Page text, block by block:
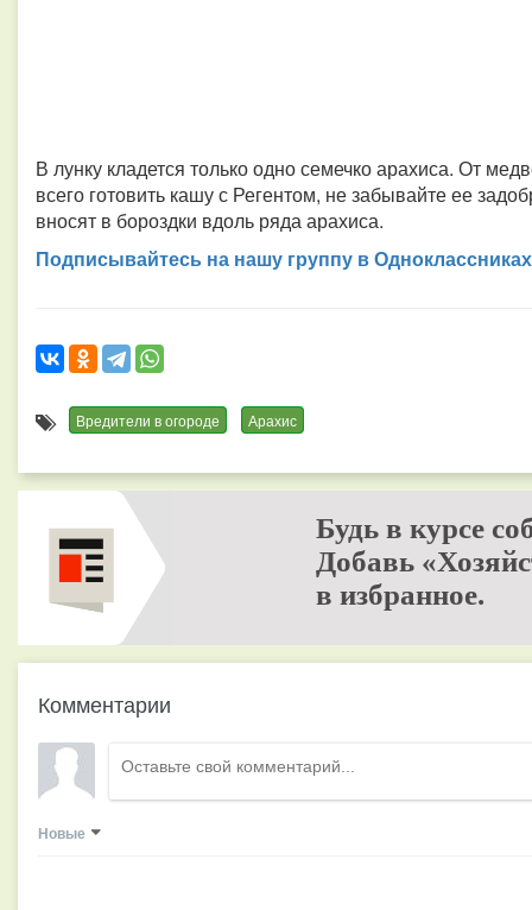
В лунку кладется только одно семечко арахиса. От
всего готовить кашу с Регентом, не забывайте ее
вносят в бороздки вдоль ряда арахиса.
Подписывайтесь на нашу группу в Одноклассниках
Вредители в огороде Арахис
Будь в курсе
Добавь
в избранное.
Комментарии
Новые